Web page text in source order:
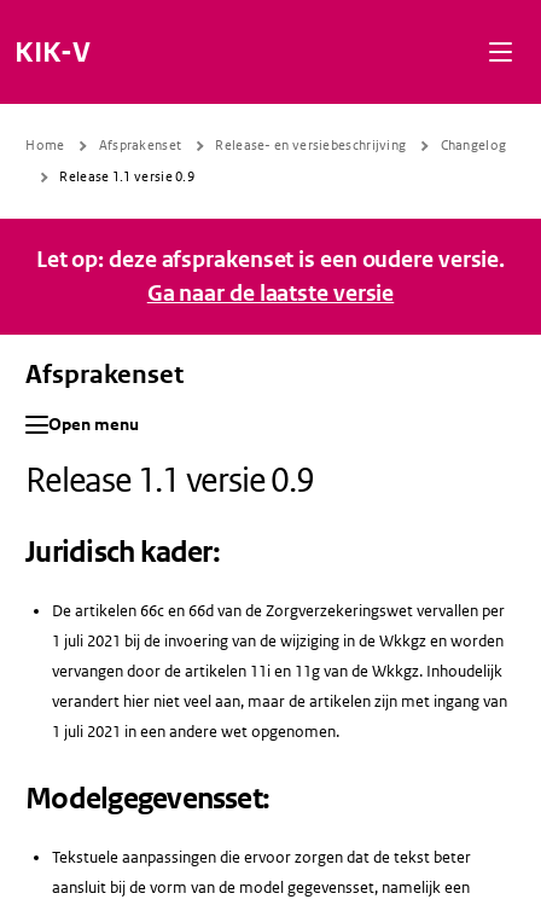
KIK-V
Home Afsprakenset Release- en versiebeschrijving
Changelog
Release 1.1 versie 0.9
Let op: deze afsprakenset is een oudere versie.
Ga naar de laatste versie
Afsprakenset
Open menu
Release 1.1 versie 0.9
Juridisch kader:
De artikelen 66c en 66d van de Zorgverzekeringswet vervallen per
1 juli 2021 bij de invoering van de wijziging in de Wkkgz en worden
vervangen door de artikelen 11i en 11g van de Wkkgz. Inhoudelijk
verandert hier niet veel aan, maar de artikelen zijn met ingang van
1 juli 2021 in een andere wet opgenomen.
Modelgegevensset:
Tekstuele aanpassingen die ervoor zorgen dat de tekst beter
aansluit bij de vorm van de model gegevensset, namelijk een